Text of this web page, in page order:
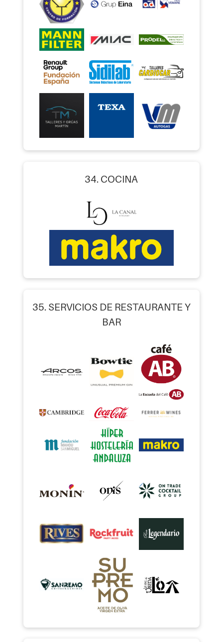
34. COCINA
35. SERVICIOS DE RESTAURANTE Y
BAR